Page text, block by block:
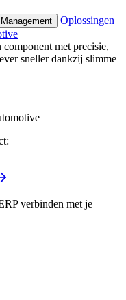
Oplossingen
met precisie,
sneller dankzij slimme
verbinden met je